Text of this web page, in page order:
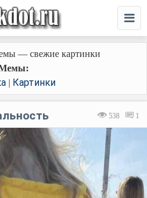
— свежие картинки
| Картинки
538 1